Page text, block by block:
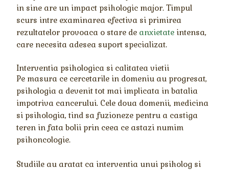
in sine are un impact psihologic major. Timpul
scurs intre examinarea efectiva si primirea
rezultatelor provoaca o stare de anxietate intensa,
care necesita adesea suport specializat.
Interventia psihologica si calitatea vietii
Pe masura ce cercetarile in domeniu au progresat,
psihologia a devenit tot mai implicata in batalia
impotriva cancerului. Cele doua domenii, medicina
si psihologia, tind sa fuzioneze pentru a castiga
teren in fata bolii prin ceea ce astazi numim
psihoncologie.
Studiile au aratat ca interventia unui psiholog si